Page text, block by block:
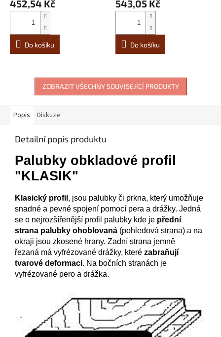
452,54 Kč
Do košíku
543,05 Kč
Do košíku
ZOBRAZIT VŠECHNY SOUVISEJÍCÍ PRODUKTY
Popis Diskuze
Detailní popis produktu
Palubky obkladové profil
"KLASIK"
Klasický profil , jsou palubky či prkna, který umožňuje
snadné a pevné spojení pomocí pera a drážky. Jedná
se o nejrozšířenější profil palubky kde je přední
strana palubky ohoblovaná (pohledová strana) a na
okraji jsou zkosené hrany. Zadní strana jemně
řezaná má vyfrézované drážky, které zabraňují
tvarové deformaci. Na bočních stranách je
vyfrézované pero a drážka.